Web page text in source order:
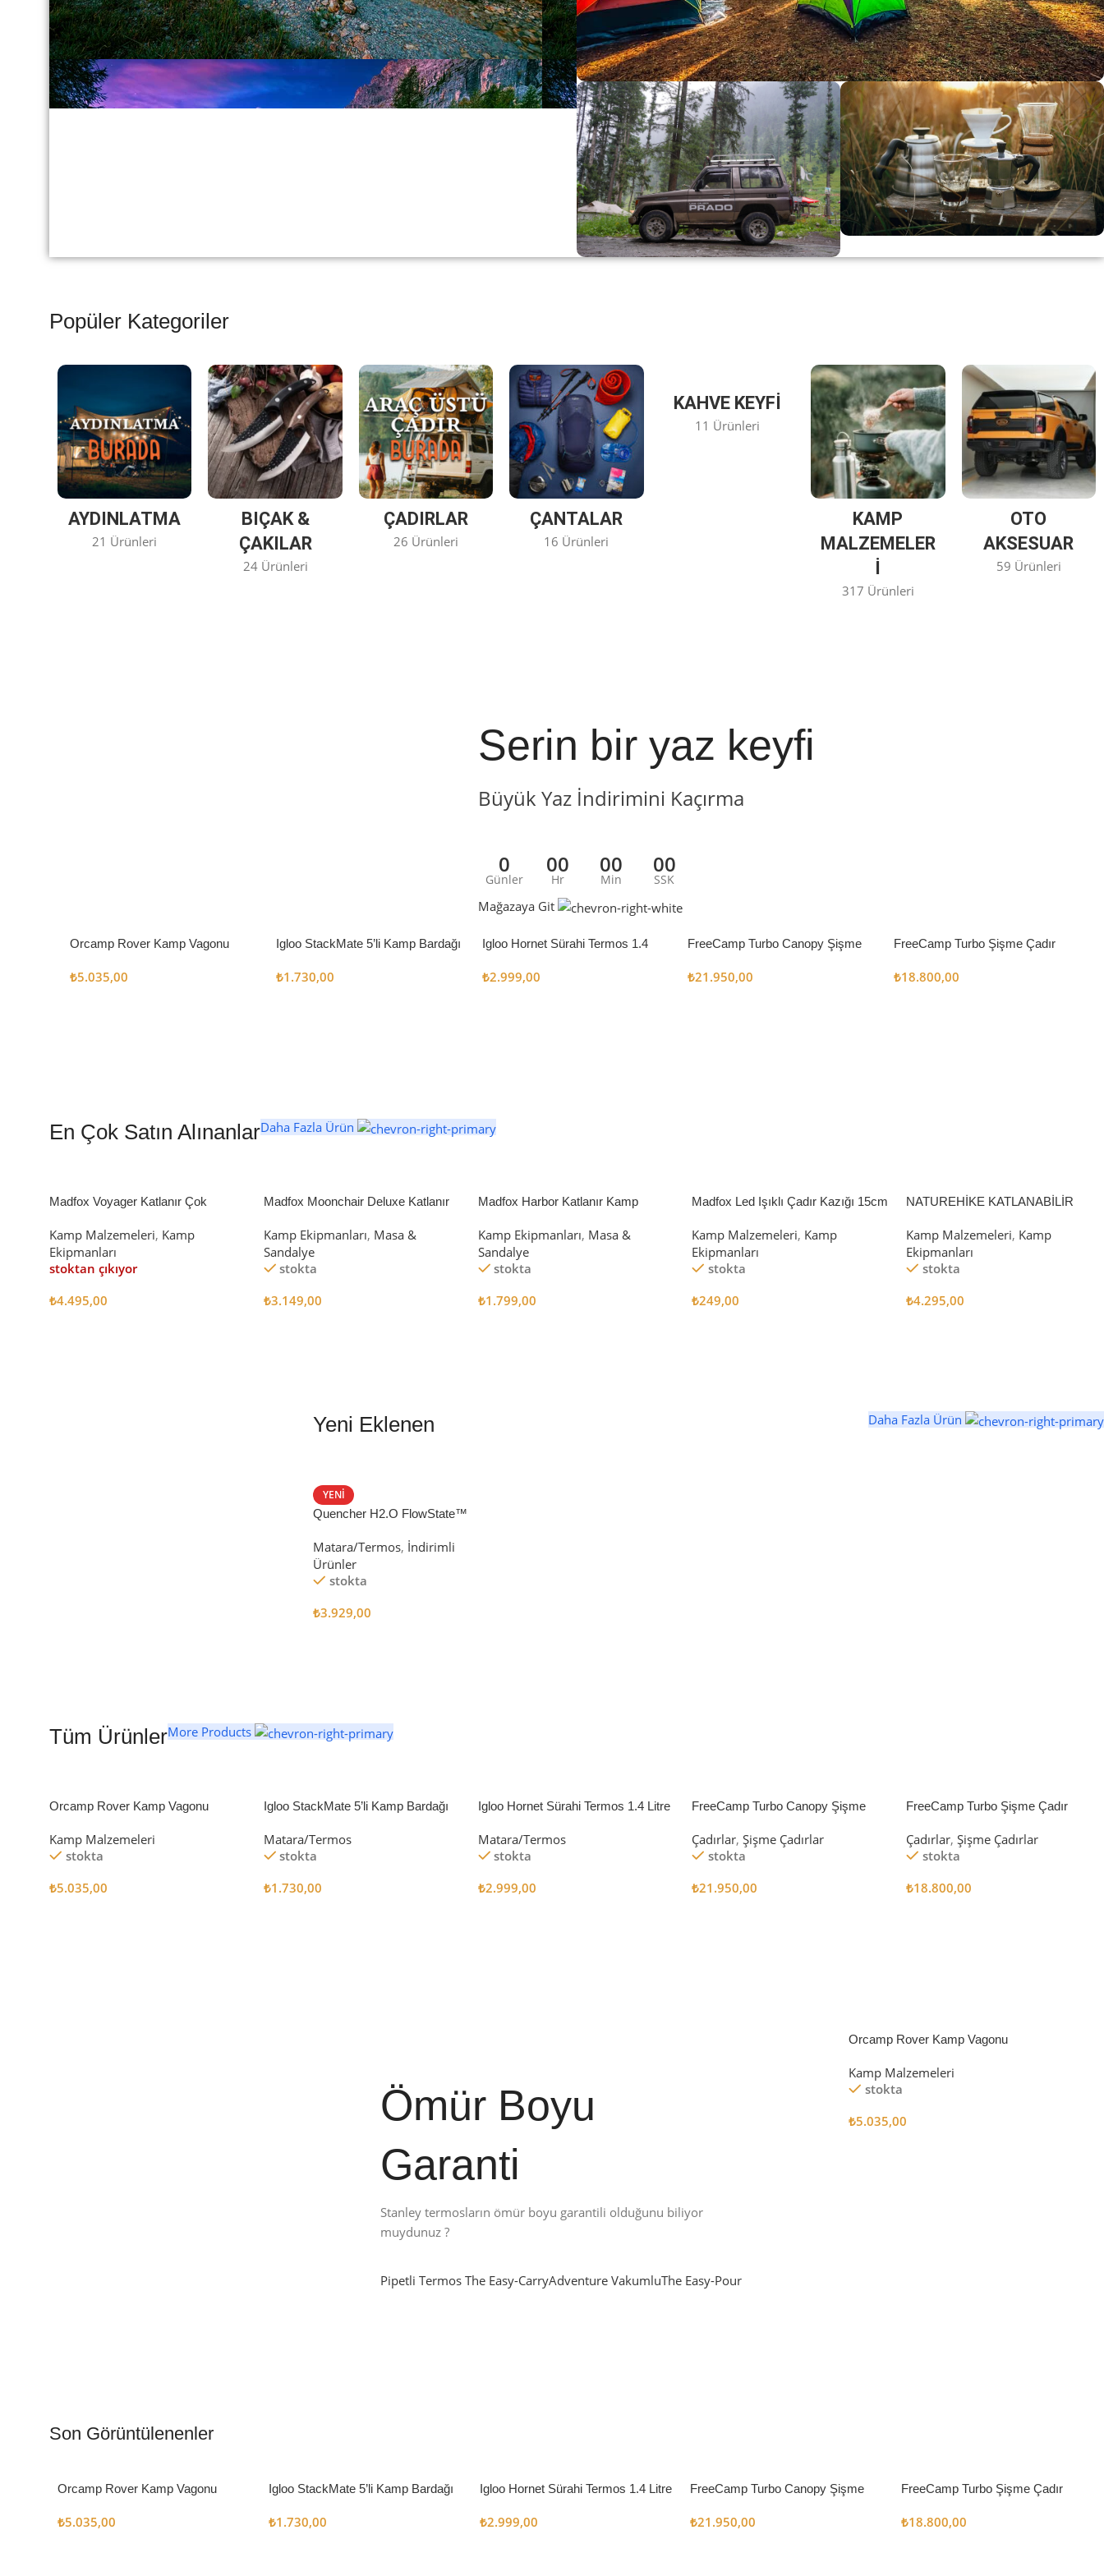
Büyük Yaz İndirimi
0
Günler
00
Hr
00
Min
00
SSK
Alışverişe Başla
Popüler Kategoriler
AYDINLATMA
21 Ürünleri
BIÇAK &
ÇAKILAR
24 Ürünleri
ÇADIRLAR
26 Ürünleri
ÇANTALAR
16 Ürünleri
KAHVE KEYFİ
11 Ürünleri
KAMP
MALZEMELER
317 Ürünleri
OTO
AKSESUAR
59 Ürünleri
Serin bir yaz keyfi
Büyük Yaz İndirimini Kaçırma
0
Günler
00
Hr
00
Min
00
SSK
Mağazaya Git
Orcamp Rover Kamp Vagonu
₺5.035,00
Igloo StackMate 5’li Kamp Bardağı
₺1.730,00
Igloo Hornet Sürahi Termos 1.4
₺2.999,00
FreeCamp Turbo Canopy Şişme
₺21.950,00
FreeCamp Turbo Şişme Çadır
₺18.800,00
En Çok Satın AlınanlarDaha Fazla Ürün
Madfox Voyager Katlanır Çok
BLACK
Kamp Malzemeleri, Kamp
Ekipmanları
stoktan çıkıyor
₺4.495,00
Madfox Moonchair Deluxe Katlanır
Kamp Ekipmanları, Masa &
Sandalye
stokta
₺3.149,00
Madfox Harbor Katlanır Kamp
Kamp Ekipmanları, Masa &
Sandalye
stokta
₺1.799,00
Madfox Led Işıklı Çadır Kazığı 15cm
Kamp Malzemeleri, Kamp
Ekipmanları
stokta
₺249,00
NATUREHİKE KATLANABİLİR
Kamp Malzemeleri, Kamp
Ekipmanları
stokta
₺4.295,00
Yeni Eklenen Daha Fazla Ürün
YENI
Quencher H2.O FlowState™
Matara/Termos, İndirimli
Ürünler
stokta
₺3.929,00
Tüm ÜrünlerMore Products
Orcamp Rover Kamp Vagonu
Kamp Malzemeleri
stokta
₺5.035,00
Igloo StackMate 5’li Kamp Bardağı
Matara/Termos
stokta
₺1.730,00
Igloo Hornet Sürahi Termos 1.4 Litre
Matara/Termos
stokta
₺2.999,00
FreeCamp Turbo Canopy Şişme
Çadırlar, Şişme Çadırlar
stokta
₺21.950,00
FreeCamp Turbo Şişme Çadır
Çadırlar, Şişme Çadırlar
stokta
₺18.800,00
Ömür Boyu
Garanti
Stanley termosların ömür boyu garantili olduğunu biliyor
muydunuz ?
Pipetli TermosThe Easy-CarryAdventure VakumluThe Easy-Pour
Kampçı Şefler İçin
Orcamp Rover Kamp Vagonu
Kamp Malzemeleri
stokta
₺5.035,00
Son Görüntülenenler
Orcamp Rover Kamp Vagonu
₺5.035,00
Igloo StackMate 5’li Kamp Bardağı
₺1.730,00
Igloo Hornet Sürahi Termos 1.4 Litre
₺2.999,00
FreeCamp Turbo Canopy Şişme
₺21.950,00
FreeCamp Turbo Şişme Çadır
₺18.800,00